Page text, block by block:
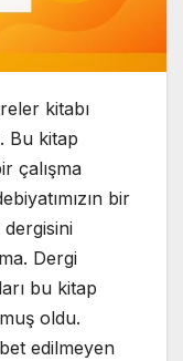
kitabı
Bu kitap
çalışma
bir
Dergi
bu kitap
oldu.
edilmeyen